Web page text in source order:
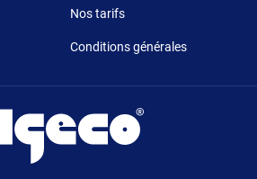
Nos tarifs
Conditions générales